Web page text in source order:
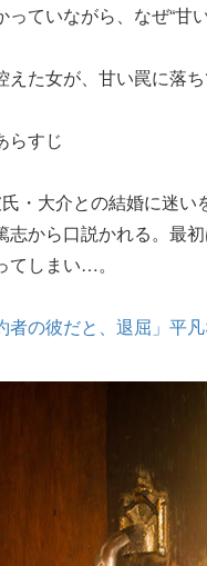
っていながら、なぜ“甘
えた女が、甘い罠に落ち
らすじ
・大介との結婚に迷
志から口説かれる。最
てしまい…。
者の彼だと、退屈」平